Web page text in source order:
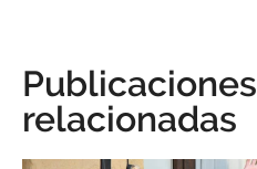
Publicaciones
relacionadas